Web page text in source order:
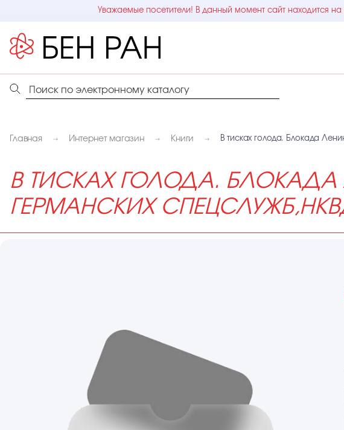
Уважаемые посетители! В данный момент сайт находится
Главная Интернет магазин Книги В тисках голода. Блокада
В ТИСКАХ ГОЛОДА. БЛОКАДА
ГЕРМАНСКИХ